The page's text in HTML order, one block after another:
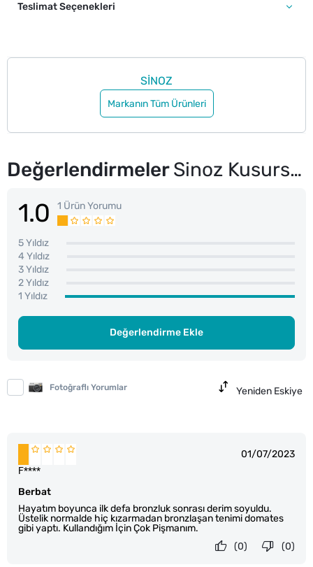
Teslimat Seçenekleri
SİNOZ
Markanın Tüm Ürünleri
DeğerlendirmelerSinoz Kusursuz Bronzlaştırıcı Güneş Yağı Sprey 200 ml
1.0 1 Ürün Yorumu
5 Yıldız
4 Yıldız
3 Yıldız
2 Yıldız
1 Yıldız
Değerlendirme Ekle
Fotoğraflı Yorumlar Yeniden Eskiye
01/07/2023
Berbat
Hayatım boyunca ilk defa bronzluk sonrası derim soyuldu.
Üstelik normalde hiç kızarmadan bronzlaşan tenimi domates
gibi yaptı. Kullandığım İçin Çok Pişmanım.
F****
(0)
(0)